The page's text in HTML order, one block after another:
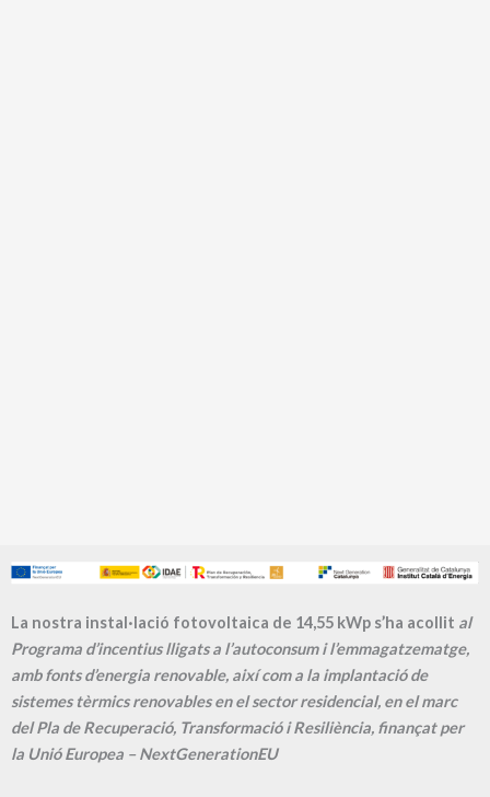
La nostra instal·lació fotovoltaica de 14,55 kWp s’ha acollit al
Programa d’incentius lligats a l’autoconsum i l’emmagatzematge,
amb fonts d’energia renovable, així com a la implantació de
sistemes tèrmics renovables en el sector residencial, en el marc
del Pla de Recuperació, Transformació i Resiliència, finançat per
la Unió Europea – NextGenerationEU